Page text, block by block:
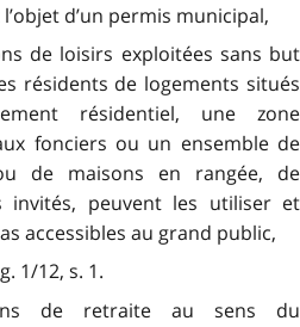
d’un permis municipal,
de loisirs exploitées sans but
résidents de logements situés
résidentiel, une zone
fonciers ou un ensemble de
de maisons en rangée, de
invités, peuvent les utiliser et
accessibles au grand public,
1/12, s. 1.
de retraite au sens du